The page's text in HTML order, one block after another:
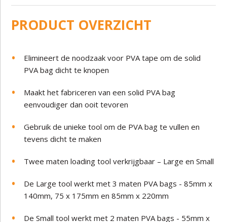
PRODUCT OVERZICHT
Elimineert de noodzaak voor PVA tape om de solid
PVA bag dicht te knopen
Maakt het fabriceren van een solid PVA bag
eenvoudiger dan ooit tevoren
Gebruik de unieke tool om de PVA bag te vullen en
tevens dicht te maken
Twee maten loading tool verkrijgbaar – Large en Small
De Large tool werkt met 3 maten PVA bags - 85mm x
140mm, 75 x 175mm en 85mm x 220mm
De Small tool werkt met 2 maten PVA bags - 55mm x